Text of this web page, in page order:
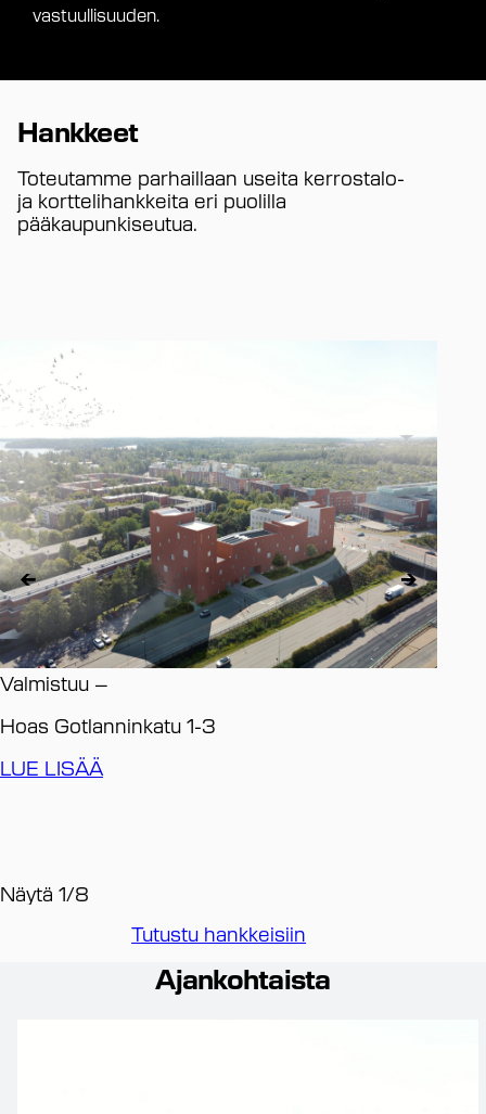
vastuullisuuden.
Hankkeet
Toteutamme parhaillaan useita kerrostalo-
ja korttelihankkeita eri puolilla
pääkaupunkiseutua.
Valmistuu –
Hoas Gotlanninkatu 1-3
LUE LISÄÄ
Näytä 1/8
Tutustu hankkeisiin
Ajankohtaista